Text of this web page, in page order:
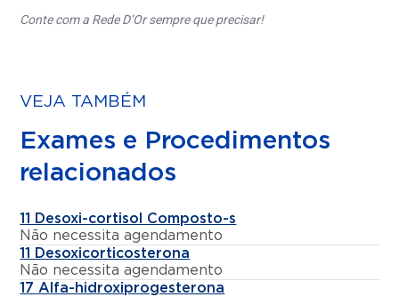
Conte com a Rede D’Or sempre que precisar!
VEJA TAMBÉM
Exames e Procedimentos
relacionados
11 Desoxi-cortisol Composto-s
Não necessita agendamento
11 Desoxicorticosterona
Não necessita agendamento
17 Alfa-hidroxiprogesterona